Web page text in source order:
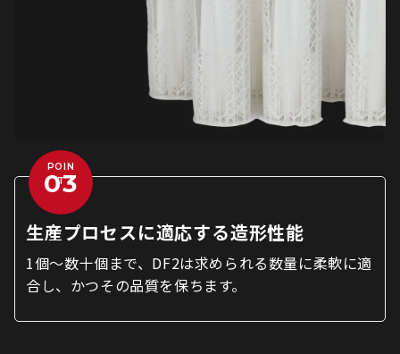
POIN
T
生産プロセスに適応する造形性能
1個～数十個まで、DF2は求められる数量に柔軟に適
合し、かつその品質を保ちます。